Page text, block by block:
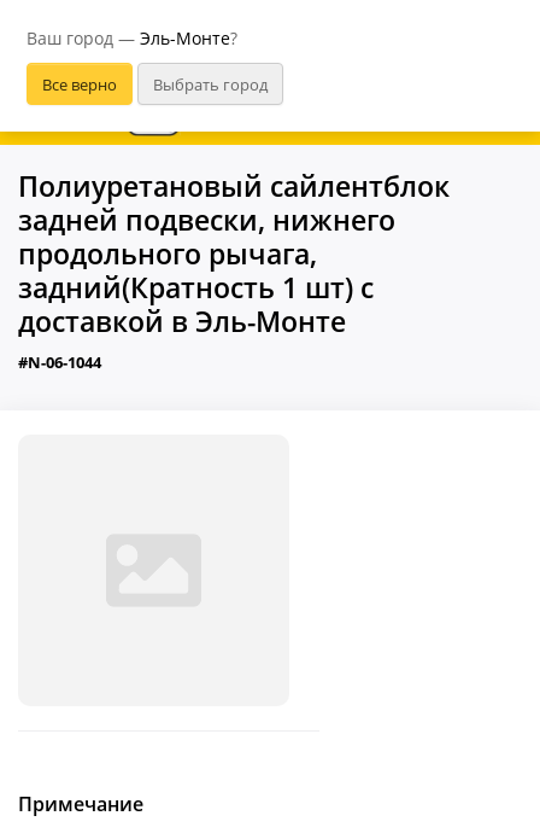
Ваш город — Эль-Монте?
В приложении удобнее
Полиуретановый сайлентблок
задней подвески, нижнего
продольного рычага,
задний(Кратность 1 шт) с
доставкой в Эль-Монте
#N-06-1044
Примечание